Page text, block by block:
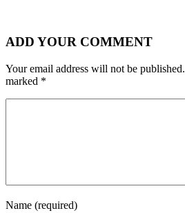
ADD YOUR COMMENT
Your email address will not be published.
marked *
Name (required)